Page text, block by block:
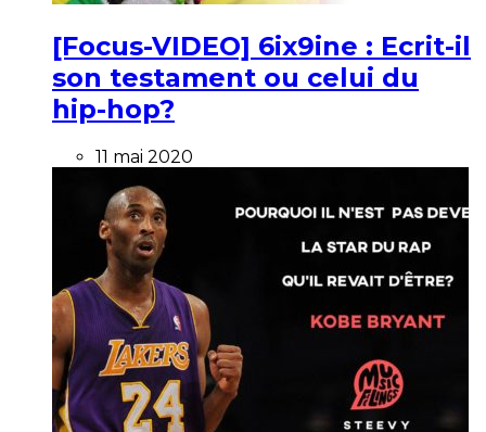
[Focus-VIDEO] 6ix9ine : Ecrit-il
son testament ou celui du
hip-hop?
11 mai 2020